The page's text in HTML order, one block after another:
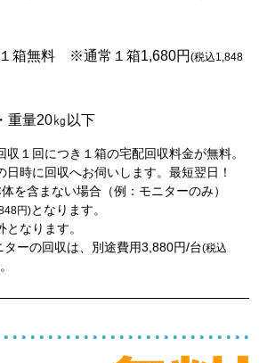
箱無料 ※通常１箱1,680円(税込1,848
重量20㎏以下
１回につき１箱の宅配回収料金が無料。
時に回収へお伺いします。最短翌日！
を含まない場合（例：モニターのみ）
円)となります。
なります。
ーの回収は、別途費用3,880円/台(税込